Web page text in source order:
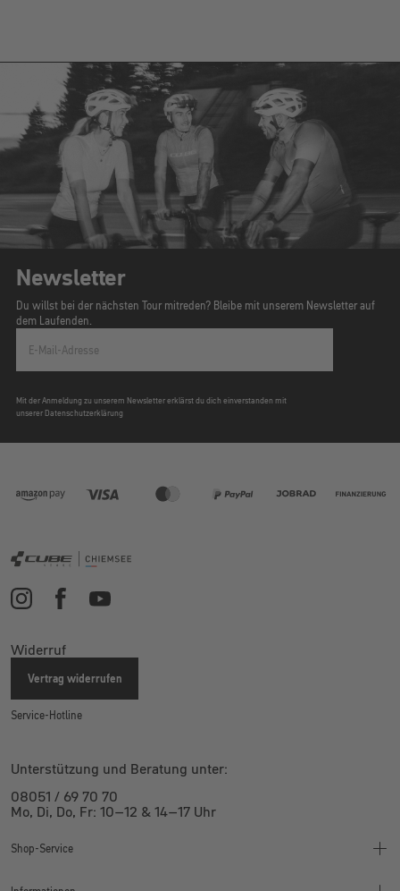
Newsletter
Du willst bei der nächsten Tour mitreden? Bleibe mit unserem Newsletter auf
dem Laufenden.
E-Mail-Adresse
Mit der Anmeldung zu unserem Newsletter erklärst du dich einverstanden mit
unserer Datenschutzerklärung
Widerruf
Vertrag widerrufen
Service-Hotline
Unterstützung und Beratung unter:
08051 / 69 70 70
Mo, Di, Do, Fr: 10–12 & 14–17 Uhr
Shop-Service